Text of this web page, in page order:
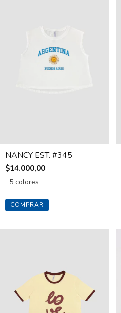
NANCY EST. #345
$14.000,00
5 colores
COMPRAR